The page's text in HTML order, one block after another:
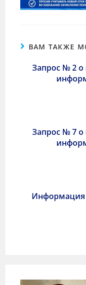
ВАМ ТАКЖЕ
Запрос № 2 о
Запрос № 7 о
Информация